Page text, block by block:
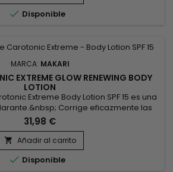
 Disponible
MARCA: MAKARI
EXTREME GLOW RENEWING BODY
LOTION
Extreme Body Lotion SPF 15 es una
Corrige eficazmente las
nutre intensamente la piel. Su
la piel de los rayos UVA y UVB, la
naturalmente radiante.&nbsp; La Leche
Carotónica Makari Naturalle contiene...
31,98 €
 Añadir al carrito
 Disponible